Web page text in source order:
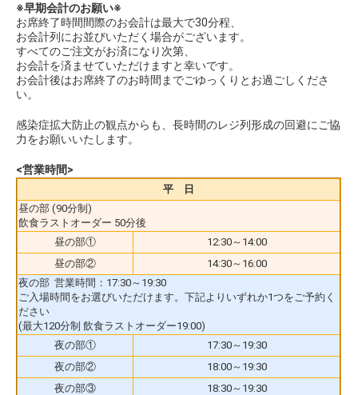
※早期会計のお願い※
お席終了時間間際のお会計は最大で30分程、
お会計列にお並びいただく場合がございます。
すべてのご注文がお済になり次第、
お会計を済ませていただけますと幸いです。
お会計後はお席終了のお時間までごゆっくりとお過ごしくださ
い。
感染症拡大防止の観点からも、長時間のレジ列形成の回避にご協
力をお願いいたします。
<営業時間>
平 日
昼の部 (90分制)
飲食ラストオーダー 50分後
昼の部①
12:30～14:00
昼の部②
14:30～16:00
夜の部 営業時間：17:30～19:30
ご入場時間をお選びいただけます。下記よりいずれか1つをご予約く
ださい
(最大120分制 飲食ラストオーダー19:00)
夜の部①
17:30～19:30
夜の部②
18:00～19:30
夜の部③
18:30～19:30